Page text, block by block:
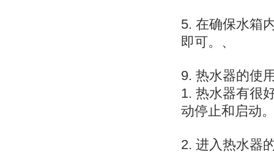
5. 在确保水箱
即可。、
9. 热水器的使
1. 热水器有很
动停止和启动
2. 进入热水器